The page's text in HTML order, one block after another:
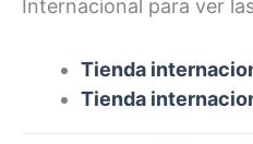
Internacional para ver
Tienda
Tienda